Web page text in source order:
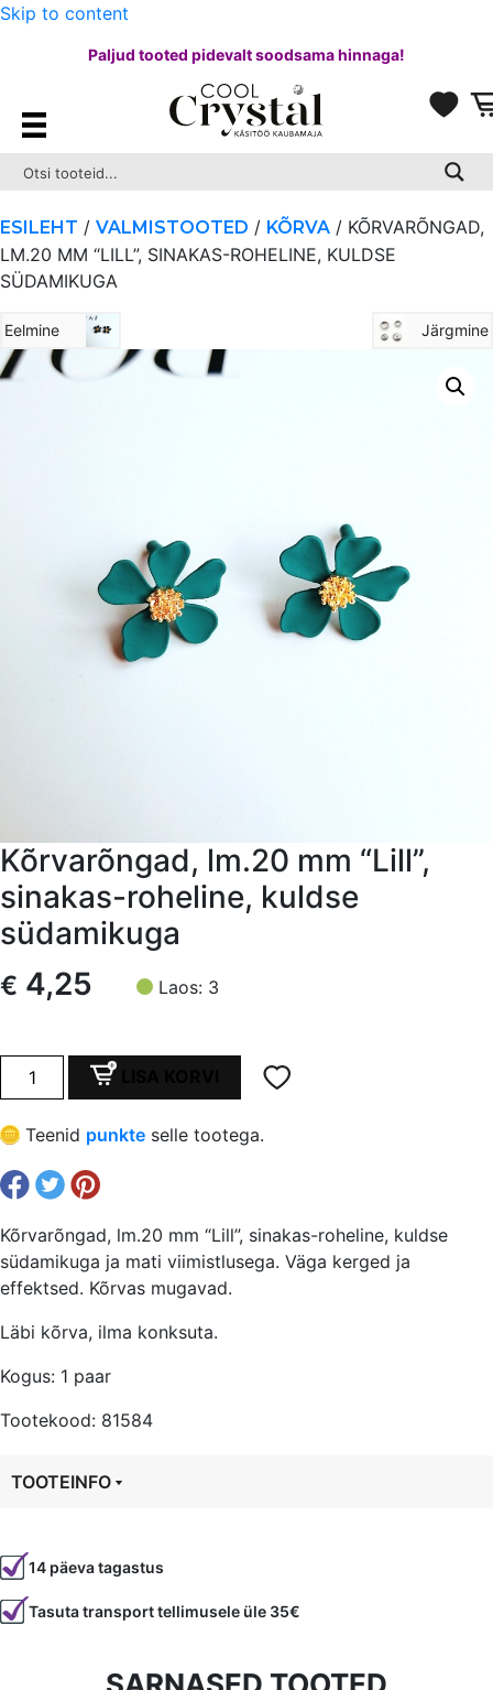
Skip to content
Paljud tooted pidevalt soodsama hinnaga!
ESILEHT / VALMISTOOTED / KÕRVA / KÕRVARÕNGAD,
LM.20 MM “LILL”, SINAKAS-ROHELINE, KULDSE
SÜDAMIKUGA
Eelmine Järgmine
Kõrvarõngad, lm.20 mm “Lill”,
sinakas-roheline, kuldse
südamikuga
€ 4,25 Laos: 3
Kõrvarõngad,
lm.20
mm
"Lill",
sinakas-
roheline,
kuldse
südamikuga
kogus
Teenid punkte selle tootega.
Kõrvarõngad, lm.20 mm “Lill”, sinakas-roheline, kuldse
südamikuga ja mati viimistlusega. Väga kerged ja
effektsed. Kõrvas mugavad.
Läbi kõrva, ilma konksuta.
Kogus: 1 paar
Tootekood: 81584
TOOTEINFO
14 päeva tagastus
Tasuta transport tellimusele üle 35€